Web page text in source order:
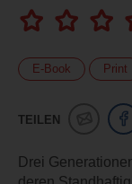
E-Book Print
TEILEN
Drei